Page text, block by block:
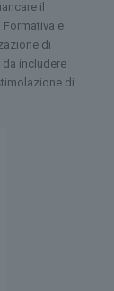
il
e
di
includere
di